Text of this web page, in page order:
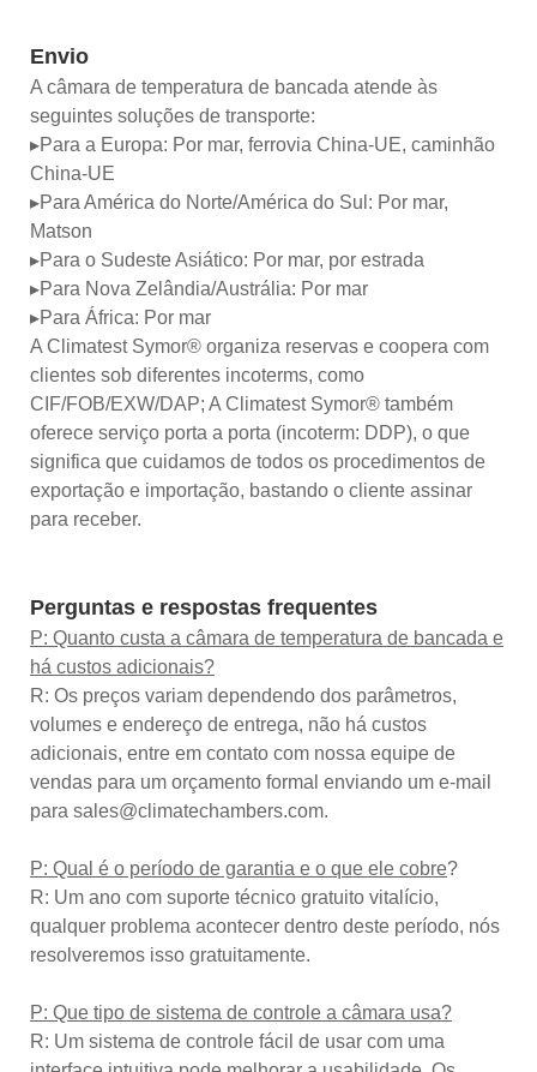
Envio
A câmara de temperatura de bancada atende às
seguintes soluções de transporte:
▸Para a Europa: Por mar, ferrovia China-UE, caminhão
China-UE
▸Para América do Norte/América do Sul: Por mar,
Matson
▸Para o Sudeste Asiático: Por mar, por estrada
▸Para Nova Zelândia/Austrália: Por mar
▸Para África: Por mar
A Climatest Symor® organiza reservas e coopera com
clientes sob diferentes incoterms, como
CIF/FOB/EXW/DAP; A Climatest Symor® também
oferece serviço porta a porta (incoterm: DDP), o que
significa que cuidamos de todos os procedimentos de
exportação e importação, bastando o cliente assinar
para receber.
Perguntas e respostas frequentes
P: Quanto custa a câmara de temperatura de bancada e
há custos adicionais?
R: Os preços variam dependendo dos parâmetros,
volumes e endereço de entrega, não há custos
adicionais, entre em contato com nossa equipe de
vendas para um orçamento formal enviando um e-mail
para sales@climatechambers.com.
P: Qual é o período de garantia e o que ele cobre?
R: Um ano com suporte técnico gratuito vitalício,
qualquer problema acontecer dentro deste período, nós
resolveremos isso gratuitamente.
P: Que tipo de sistema de controle a câmara usa?
R: Um sistema de controle fácil de usar com uma